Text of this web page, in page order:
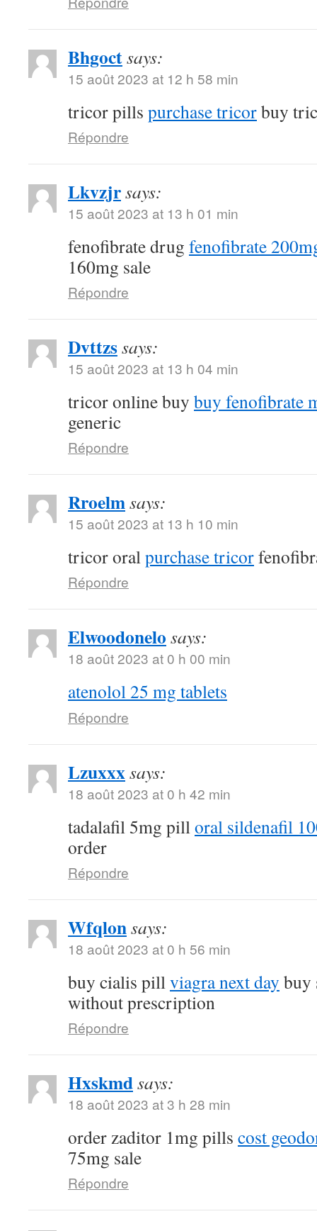
Bhgoctsays:
15 août 2023 at 12 h 58 min
tricor pills purchase tricorbuy
Répondre
Lkvzjrsays:
15 août 2023 at 13 h 01 min
fenofibrate drug fenofibrate
160mg sale
Répondre
Dvttzssays:
15 août 2023 at 13 h 04 min
tricor online buy buy fenofibrate
generic
Répondre
Rroelmsays:
15 août 2023 at 13 h 10 min
tricor oralpurchase tricor
Répondre
Elwoodonelo says:
18 août 2023 at 0 h 00 min
atenolol 25 mg tablets
Répondre
Lzuxxxsays:
18 août 2023 at 0 h 42 min
tadalafil 5mg pilloral sildenafil
order
Répondre
Wfqlonsays:
18 août 2023 at 0 h 56 min
buy cialis pillviagra next day buy
without prescription
Répondre
Hxskmdsays:
18 août 2023 at 3 h 28 min
order zaditor 1mg pills cost
75mg sale
Répondre